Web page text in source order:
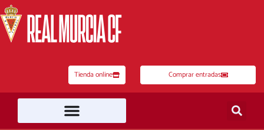
al
contenido
Tienda online Comprar entradas